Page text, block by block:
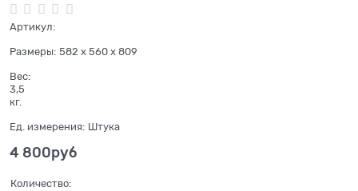
Артикул:
Размеры: 582 x 560 x 809
Вес:
3,5
кг.
Ед. измерения: Штука
4 800руб
Количество: